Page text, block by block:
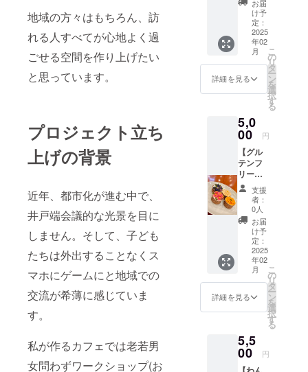
地域の方々はもちろん、訪
れる人すべてが心地よく過
ごせる空間を作り上げたい
と思っています。
プロジェクト立ち
上げの背景
近年、都市化が進む中で、
井戸端会議的な光景を目に
しません。そして、子ども
たちは外出することなくス
マホにゲームにと地域での
交流が希薄に感じていま
す。
私が作るカフェでは老若男
女問わずワークショップ(お
を行い
ます。
(チケッ
ト有効
期限：
2025年
5月31日
お子さ
まにご
提供さ
せてい
ただき
ます。)
・支援
者様に
は、お
礼の
メッ
セージ
をお送
りさせ
ていた
す。
のうち
にお召
し上が
りくだ
さい。
・消費
期限も
造日か
ら冷凍
保存で
10日程
度。解
凍後は
賞味期
限に関
わらず
その日
のうち
にお召
し上が
りくだ
さい。
・原材
料、主
ち米(国
産)、白
あん、
中央区
在住の
中学生
以下)へ
ドリン
クとア
イシン
グクッ
キー体
提供。
原材
料：米
粉(国
産)、
卵、き
び糖、
豆乳、
天然色
素 アレ
ルギー
表示：
子さま
には店
舗で提
供を行
有効期
限：
2025年
お届
け予
定：
2025
年02
月
詳細を見る
こ
の
リ
タ
ー
ン
を
選
択
す
る
5,0
00 円
【グル
テンフ
リーお
菓子&ド
リンク
券】 お
好きな
ドリン
クとグ
ルテン
フリー
カップ
ケーキ
を提供
いたし
ます。
料：米
粉(国
産)、水
支援
者：
0人
お届
け予
定：
2025
年02
月
詳細を見る
こ
の
リ
タ
ー
ン
を
選
択
す
る
5,5
00 円